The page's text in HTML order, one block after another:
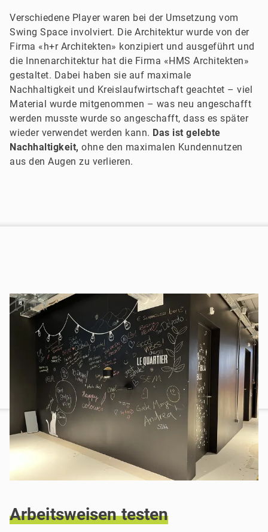
Verschiedene Player waren bei der Umsetzung vom
Swing Space involviert. Die Architektur wurde von der
Firma «h+r Architekten» konzipiert und ausgeführt und
die Innenarchitektur hat die Firma «HMS Architekten»
gestaltet. Dabei haben sie auf maximale
Nachhaltigkeit und Kreislaufwirtschaft geachtet – viel
Material wurde mitgenommen – was neu angeschafft
werden musste wurde so angeschafft, dass es später
wieder verwendet werden kann. Das ist gelebte
Nachhaltigkeit, ohne den maximalen Kundennutzen
aus den Augen zu verlieren.
Arbeitsweisen testen